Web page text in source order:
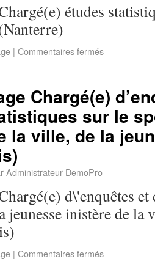
études
| Commentaires fermés
Chargé(e)
sur le
la ville, de la
Administrateur DemoPro
d\'enquêtes
jeunesse inistère de la
| Commentaires fermés